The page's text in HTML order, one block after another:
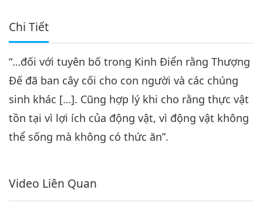
Chi Tiết
“…đối với tuyên bố trong Kinh Điển rằng Thượng
Đế đã ban cây cối cho con người và các chúng
sinh khác […]. Cũng hợp lý khi cho rằng thực vật
tồn tại vì lợi ích của động vật, vì động vật không
thể sống mà không có thức ăn”.
Video Liên Quan